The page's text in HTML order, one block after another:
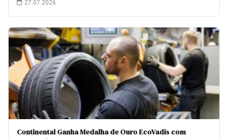
27.07.2026
Continental Ganha Medalha de Ouro EcoVadis com